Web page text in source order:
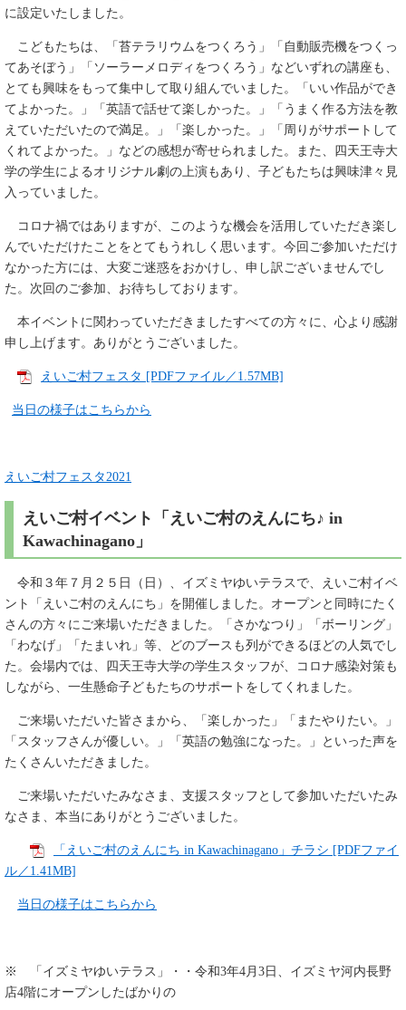
に設定いたしました。
こどもたちは、「苔テラリウムをつくろう」「自動販売機をつくっ
てあそぼう」「ソーラーメロディをつくろう」などいずれの講座も、
とても興味をもって集中して取り組んでいました。「いい作品ができ
てよかった。」「英語で話せて楽しかった。」「うまく作る方法を教
えていただいたので満足。」「楽しかった。」「周りがサポートして
くれてよかった。」などの感想が寄せられました。また、四天王寺大
学の学生によるオリジナル劇の上演もあり、子どもたちは興味津々見
入っていました。
コロナ禍ではありますが、このような機会を活用していただき楽し
んでいただけたことをとてもうれしく思います。今回ご参加いただけ
なかった方には、大変ご迷惑をおかけし、申し訳ございませんでし
た。次回のご参加、お待ちしております。
本イベントに関わっていただきましたすべての方々に、心より感謝
申し上げます。ありがとうございました。
えいご村フェスタ [PDFファイル／1.57MB]
当日の様子はこちらから
えいご村フェスタ2021
えいご村イベント「えいご村のえんにち♪ in
Kawachinagano」
令和３年７月２５日（日）、イズミヤゆいテラスで、えいご村イベ
ント「えいご村のえんにち」を開催しました。オープンと同時にたく
さんの方々にご来場いただきました。「さかなつり」「ボーリング」
「わなげ」「たまいれ」等、どのブースも列ができるほどの人気でし
た。会場内では、四天王寺大学の学生スタッフが、コロナ感染対策も
しながら、一生懸命子どもたちのサポートをしてくれました。
ご来場いただいた皆さまから、「楽しかった」「またやりたい。」
「スタッフさんが優しい。」「英語の勉強になった。」といった声を
たくさんいただきました。
ご来場いただいたみなさま、支援スタッフとして参加いただいたみ
なさま、本当にありがとうございました。
「えいご村のえんにち in Kawachinagano」チラシ [PDFファイ
ル／1.41MB]
当日の様子はこちらから
※ 「イズミヤゆいテラス」・・令和3年4月3日、イズミヤ河内長野
店4階にオープンしたばかりの